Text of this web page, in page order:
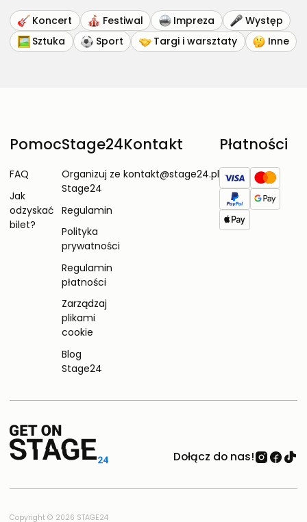
Koncert Festiwal Impreza
Występ
Sztuka
Sport Targi i warsztaty Inne
Pomoc
FAQ
Jak
odzyskać
bilet?
Stage24
Organizuj ze
Stage24
Regulamin
Polityka
prywatności
Regulamin
płatności
Zarządzaj
plikami
cookie
Blog
Stage24
Kontakt
kontakt@stage24.pl
Płatności
Dołącz do nas!
Copyright © 2026 STAGE24